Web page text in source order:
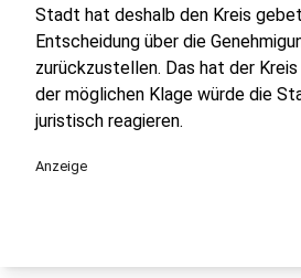
Stadt hat deshalb den Kreis
Entscheidung über die
zurückzustellen. Das hat der
der möglichen Klage würde die
juristisch reagieren.
Anzeige